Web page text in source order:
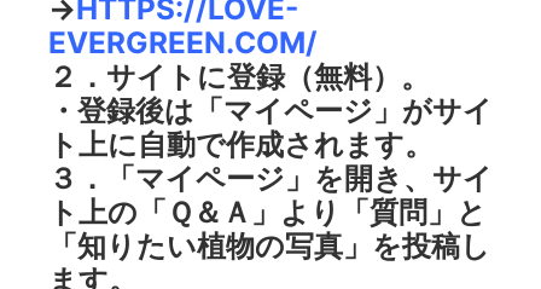
→HTTPS://LOVE-
EVERGREEN.COM/
２．サイトに登録（無料）。
・登録後は「マイページ」がサイ
ト上に自動で作成されます。
３．「マイページ」を開き、サイ
ト上の「Ｑ＆Ａ」より「質問」と
「知りたい植物の写真」を投稿し
ます。